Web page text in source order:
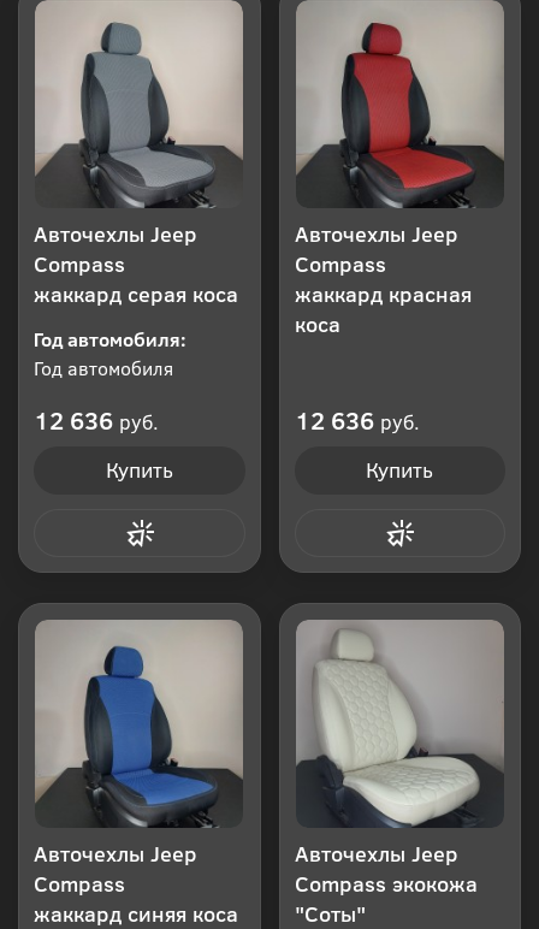
Авточехлы Jeep
Compass
жаккард серая коса
Год автомобиля:
Год автомобиля
12 636 руб.
Купить
Авточехлы Jeep
Compass
жаккард красная
коса
12 636 руб.
Купить
Авточехлы Jeep
Compass
жаккард синяя коса
Авточехлы Jeep
Compass экокожа
"Соты"